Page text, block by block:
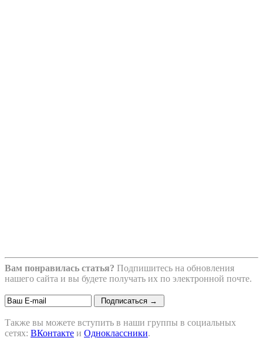
Вам понравилась статья? Подпишитесь на обновления
нашего сайта и вы будете получать их по электронной почте.
Также вы можете вступить в наши группы в социальных
сетях: ВКонтакте и Одноклассники.